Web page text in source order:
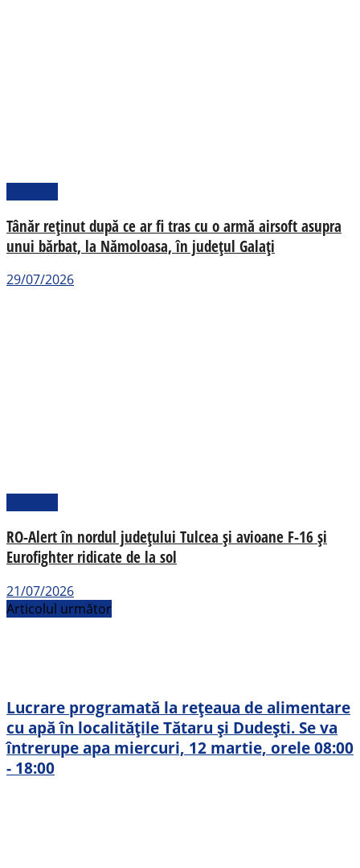
Tânăr reținut după ce ar fi tras cu o armă airsoft asupra
unui bărbat, la Nămoloasa, în județul Galați
29/07/2026
RO-Alert în nordul județului Tulcea și avioane F-16 și
Eurofighter ridicate de la sol
21/07/2026
Articolul următor
Lucrare programată la rețeaua de alimentare
cu apă în localitățile Tătaru și Dudești. Se va
întrerupe apa miercuri, 12 martie, orele 08:00
- 18:00